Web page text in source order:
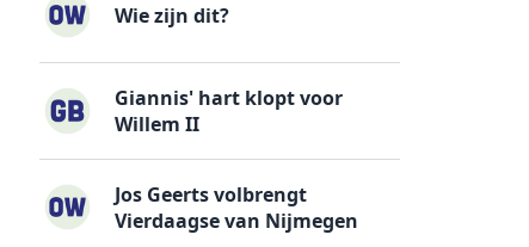
Wie zijn dit?
Giannis' hart klopt voor
Willem II
Jos Geerts volbrengt
Vierdaagse van Nijmegen